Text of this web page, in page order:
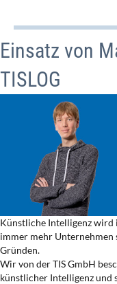
Einsatz von
TISLOG
Künstliche Intelligenz
immer mehr Unternehmen
Gründen.
Wir von der TIS GmbH
künstlicher Intelligenz und